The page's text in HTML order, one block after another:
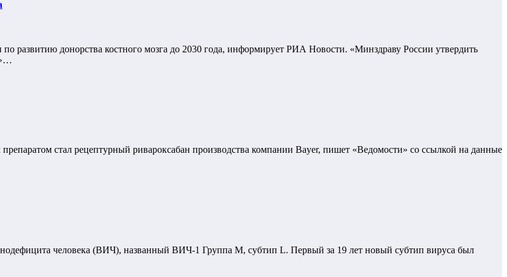
развитию донорства костного мозга до 2030 года, информирует РИА Новости. «Минздраву России утвердить
стал рецептурный ривароксабан производства компании Bayer, пишет «Ведомости» со ссылкой на данные
человека (ВИЧ), названный ВИЧ-1 Группа М, субтип L. Первый за 19 лет новый субтип вируса был